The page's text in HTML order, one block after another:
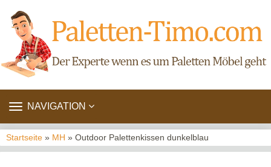
TOGGLE
NAVIGATION
Startseite » MH » Outdoor Palettenkissen dunkelblau